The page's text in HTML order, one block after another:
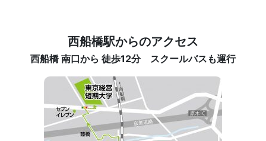
西船橋駅からのアクセス
西船橋 南口から 徒歩12分 スクールバスも運行